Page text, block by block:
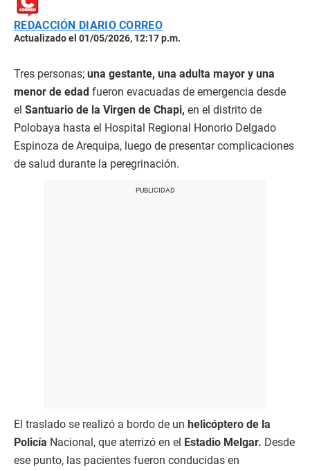
REDACCIÓN DIARIO CORREO
Actualizado el 01/05/2026, 12:17 p.m.
Tres personas; una gestante, una adulta mayor y una
menor de edad fueron evacuadas de emergencia desde
el Santuario de la Virgen de Chapi, en el distrito de
Polobaya hasta el Hospital Regional Honorio Delgado
Espinoza de Arequipa, luego de presentar complicaciones
de salud durante la peregrinación.
El traslado se realizó a bordo de un helicóptero de la
Policía Nacional, que aterrizó en el Estadio Melgar. Desde
ese punto, las pacientes fueron conducidas en